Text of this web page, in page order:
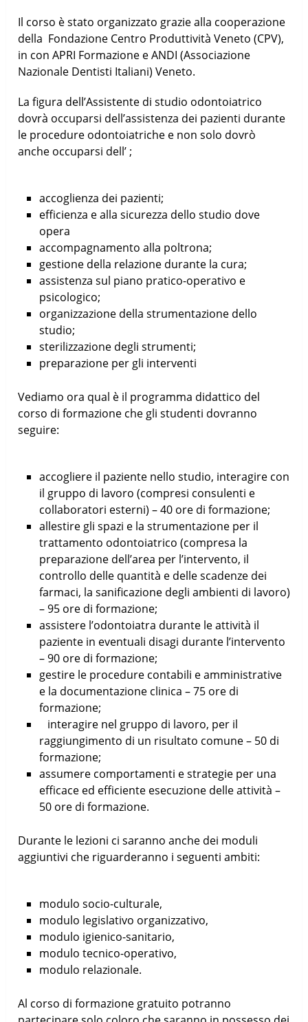
Il corso è stato organizzato grazie alla cooperazione
della Fondazione Centro Produttività Veneto (CPV),
in con APRI Formazione e ANDI (Associazione
Nazionale Dentisti Italiani) Veneto.
La figura dell’Assistente di studio odontoiatrico
dovrà occuparsi dell’assistenza dei pazienti durante
le procedure odontoiatriche e non solo dovrò
anche occuparsi dell’ ;
accoglienza dei pazienti;
efficienza e alla sicurezza dello studio dove
opera
accompagnamento alla poltrona;
gestione della relazione durante la cura;
assistenza sul piano pratico-operativo e
psicologico;
organizzazione della strumentazione dello
studio;
sterilizzazione degli strumenti;
preparazione per gli interventi
Vediamo ora qual è il programma didattico del
corso di formazione che gli studenti dovranno
seguire:
accogliere il paziente nello studio, interagire con
il gruppo di lavoro (compresi consulenti e
collaboratori esterni) – 40 ore di formazione;
allestire gli spazi e la strumentazione per il
trattamento odontoiatrico (compresa la
preparazione dell’area per l’intervento, il
controllo delle quantità e delle scadenze dei
farmaci, la sanificazione degli ambienti di lavoro)
– 95 ore di formazione;
assistere l’odontoiatra durante le attività il
paziente in eventuali disagi durante l’intervento
– 90 ore di formazione;
gestire le procedure contabili e amministrative
e la documentazione clinica – 75 ore di
formazione;
interagire nel gruppo di lavoro, per il
raggiungimento di un risultato comune – 50 di
formazione;
assumere comportamenti e strategie per una
efficace ed efficiente esecuzione delle attività –
50 ore di formazione.
Durante le lezioni ci saranno anche dei moduli
aggiuntivi che riguarderanno i seguenti ambiti:
modulo socio-culturale,
modulo legislativo organizzativo,
modulo igienico-sanitario,
modulo tecnico-operativo,
modulo relazionale.
Al corso di formazione gratuito potranno